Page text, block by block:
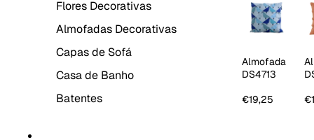
Flores Decorativas
Almofadas Decorativas
Capas de Sofá
Casa de Banho
Batentes
Almofada
DS4713
€19,25